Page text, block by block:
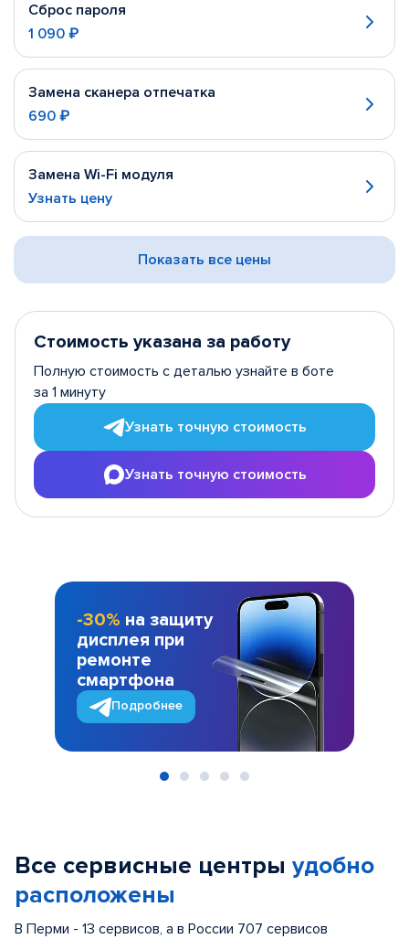
Сброс пароля
1 090 ₽
Замена сканера отпечатка
690 ₽
Замена Wi-Fi модуля
Узнать цену
Показать все цены
Стоимость указана за работу
Полную стоимость с деталью узнайте в боте
за 1 минуту
Узнать точную стоимость
Узнать точную стоимость
-30% на защиту
дисплея при
ремонте
смартфона
Подробнее
Все сервисные центры удобно
расположены
В Перми - 13 сервисов, а в России 707 сервисов